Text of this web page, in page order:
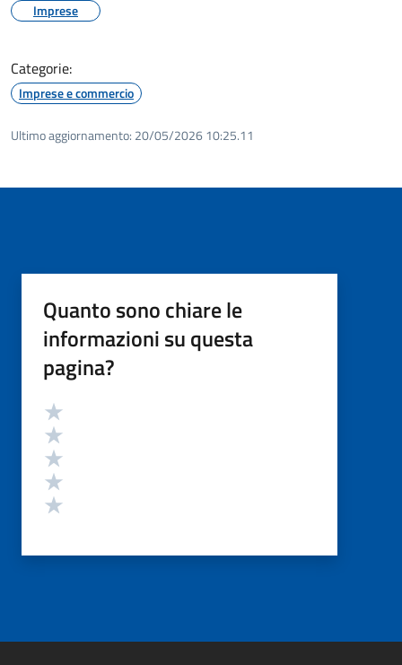
Imprese
Categorie:
Imprese e commercio
Ultimo aggiornamento: 20/05/2026 10:25.11
Quanto sono chiare le
informazioni su questa
pagina?
Valutazione